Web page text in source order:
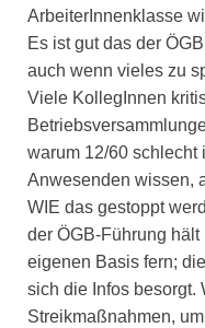
ArbeiterInnenklasse
Es ist gut das der
auch wenn vieles zu
Viele KollegInnen
warum 12/60 schlecht
Anwesenden wissen,
WIE das gestoppt
der ÖGB-Führung
eigenen Basis fern;
sich die Infos besorgt.
Streikmaßnahmen,